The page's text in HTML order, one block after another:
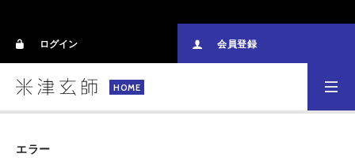
HOME
ログイン 会員登録
エラー